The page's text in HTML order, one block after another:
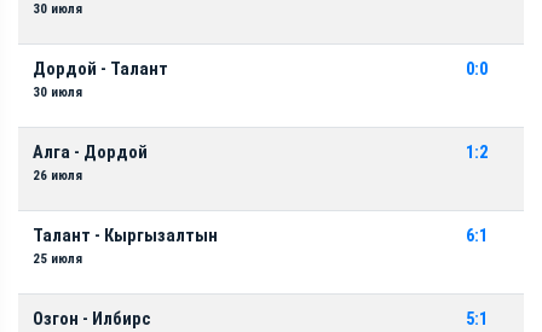
30 июля
Дордой - Талант
30 июля
0:0
Алга - Дордой
26 июля
1:2
Талант - Кыргызалтын
25 июля
6:1
Озгон - Илбирс 5:1